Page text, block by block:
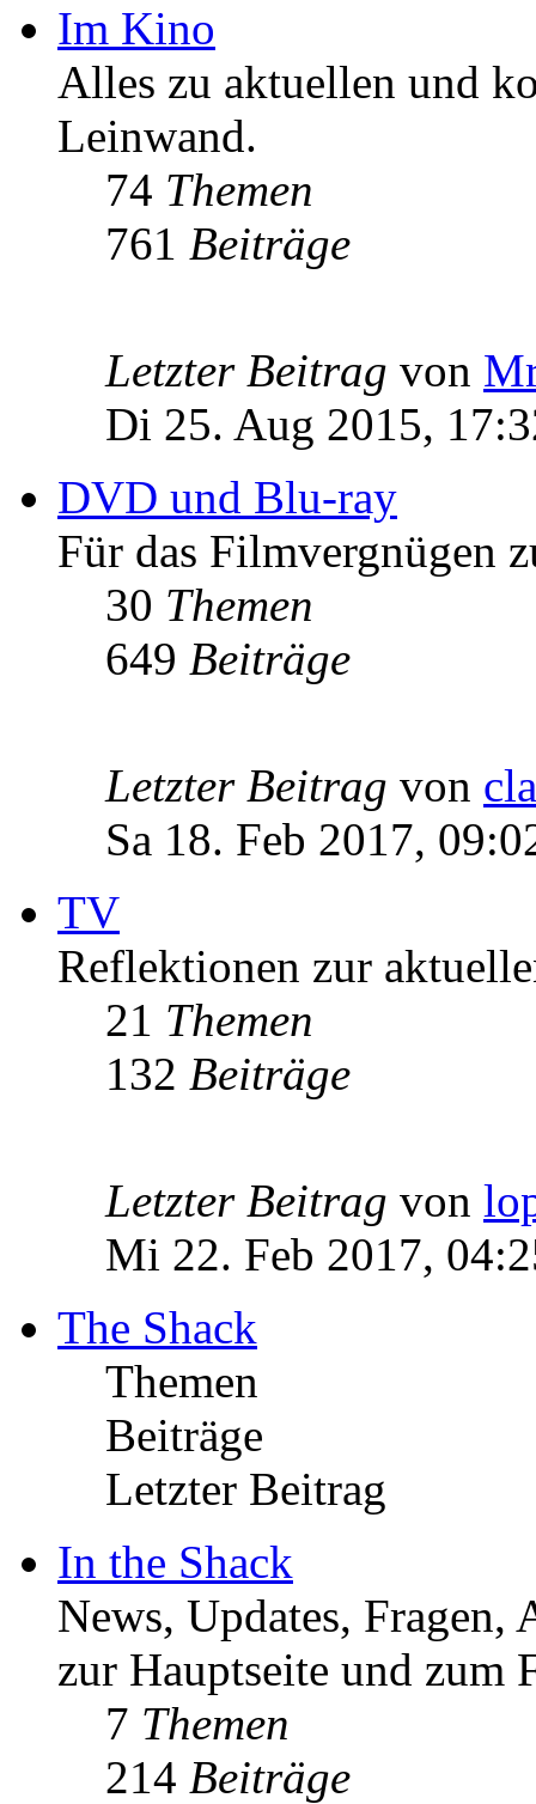
Im Kino
Alles zu aktuellen und
Leinwand.
74 Themen
761 Beiträge
Letzter Beitrag von
Di 25. Aug 2015,
DVD und Blu-ray
Für das Filmvergnügen
30 Themen
649 Beiträge
Letzter Beitrag von
Sa 18. Feb 2017,
TV
Reflektionen zur
21 Themen
132 Beiträge
Letzter Beitrag von
Mi 22. Feb 2017,
The Shack
Themen
Beiträge
Letzter Beitrag
In the Shack
News, Updates,
zur Hauptseite und zum
7 Themen
214 Beiträge